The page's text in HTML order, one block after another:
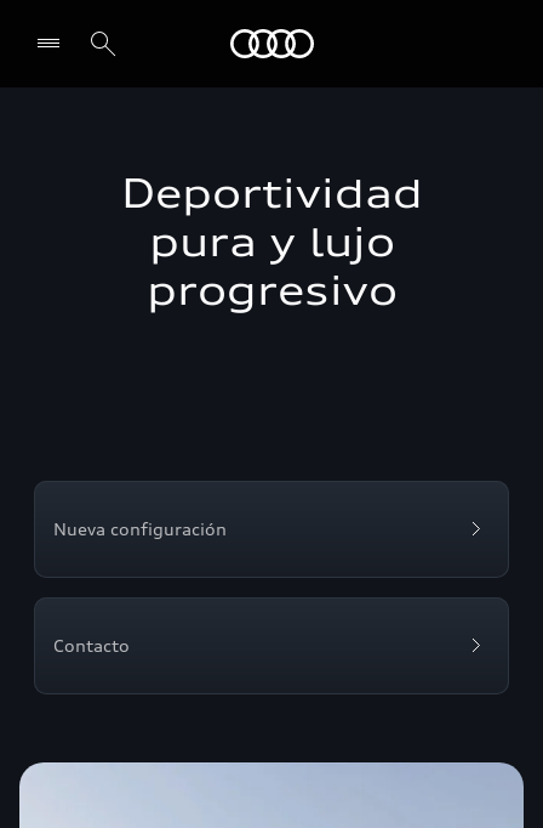
Deportividad
pura y lujo
progresivo
Nueva configuración
Contacto